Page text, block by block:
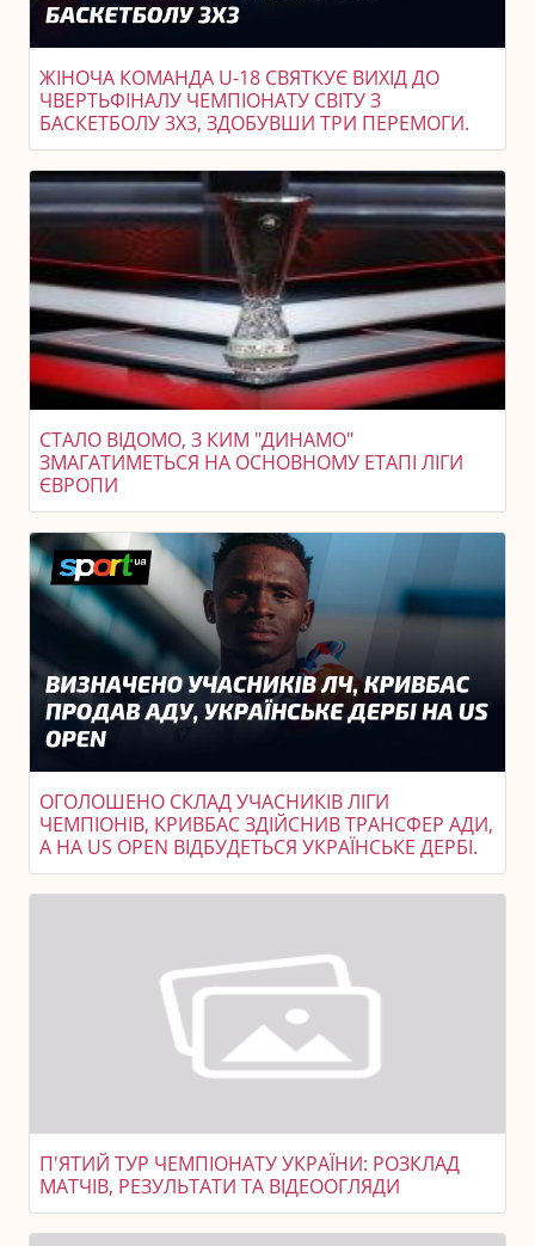
ЖІНОЧА КОМАНДА U-18 СВЯТКУЄ ВИХІД ДО
ЧВЕРТЬФІНАЛУ ЧЕМПІОНАТУ СВІТУ З
БАСКЕТБОЛУ 3X3, ЗДОБУВШИ ТРИ ПЕРЕМОГИ.
СТАЛО ВІДОМО, З КИМ "ДИНАМО"
ЗМАГАТИМЕТЬСЯ НА ОСНОВНОМУ ЕТАПІ ЛІГИ
ЄВРОПИ
ОГОЛОШЕНО СКЛАД УЧАСНИКІВ ЛІГИ
ЧЕМПІОНІВ, КРИВБАС ЗДІЙСНИВ ТРАНСФЕР АДИ,
А НА US OPEN ВІДБУДЕТЬСЯ УКРАЇНСЬКЕ ДЕРБІ.
П'ЯТИЙ ТУР ЧЕМПІОНАТУ УКРАЇНИ: РОЗКЛАД
МАТЧІВ, РЕЗУЛЬТАТИ ТА ВІДЕООГЛЯДИ